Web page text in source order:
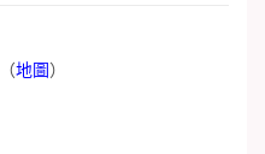
（地圖）